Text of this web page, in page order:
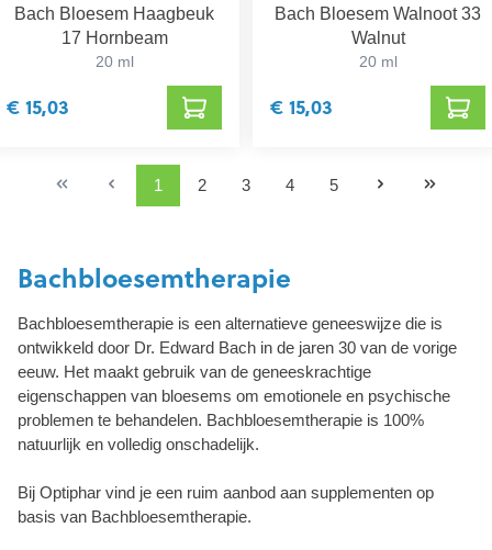
Bach Bloesem Haagbeuk
17 Hornbeam
20 ml
€ 15,03
Bach Bloesem Walnoot 33
Walnut
20 ml
€ 15,03
1 2 3 4 5
Bachbloesemtherapie
Bachbloesemtherapie is een alternatieve geneeswijze die is
ontwikkeld door Dr. Edward Bach in de jaren 30 van de vorige
eeuw. Het maakt gebruik van de geneeskrachtige
eigenschappen van bloesems om emotionele en psychische
problemen te behandelen. Bachbloesemtherapie is 100%
natuurlijk en volledig onschadelijk.
Bij Optiphar vind je een ruim aanbod aan supplementen op
basis van Bachbloesemtherapie.